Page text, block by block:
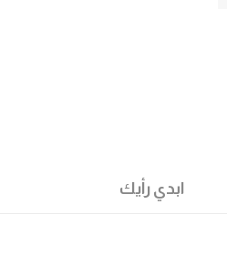
ابدي رأيك